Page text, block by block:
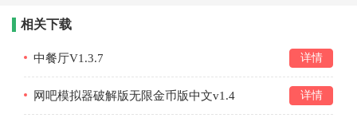
相关下载
中餐厅V1.3.7 详情
网吧模拟器破解版无限金币版中文v1.4 详情